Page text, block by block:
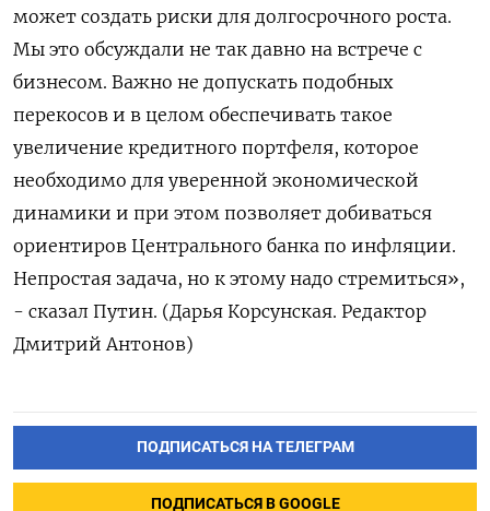
может создать риски для долгосрочного роста.
Мы это обсуждали не так давно на встрече с
бизнесом. Важно не допускать подобных
перекосов и в целом обеспечивать такое
увеличение кредитного портфеля, которое
необходимо для уверенной экономической
динамики и при этом позволяет добиваться
ориентиров Центрального банка по инфляции.
Непростая задача, но к этому надо стремиться»,
- сказал Путин. (Дарья Корсунская. Редактор
Дмитрий Антонов)
ПОДПИСАТЬСЯ НА ТЕЛЕГРАМ
ПОДПИСАТЬСЯ В GOOGLE